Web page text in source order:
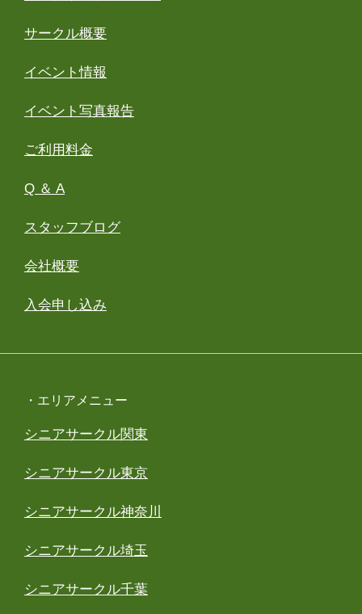
サークル概要
イベント情報
イベント写真報告
ご利用料金
Q ＆ A
スタッフブログ
会社概要
入会申し込み
・エリアメニュー
シニアサークル関東
シニアサークル東京
シニアサークル神奈川
シニアサークル埼玉
シニアサークル千葉